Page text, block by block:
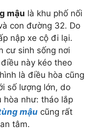
mậu là khu phố nối
con đường 32. Do
nập xe cộ đi lại.
cư sinh sống nơi
này kéo theo
là điều hòa cũng
số lượng lớn, do
hòa như: tháo lắp
mậu cũng rất
tâm.